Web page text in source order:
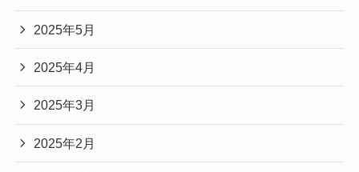
2025年5月
2025年4月
2025年3月
2025年2月